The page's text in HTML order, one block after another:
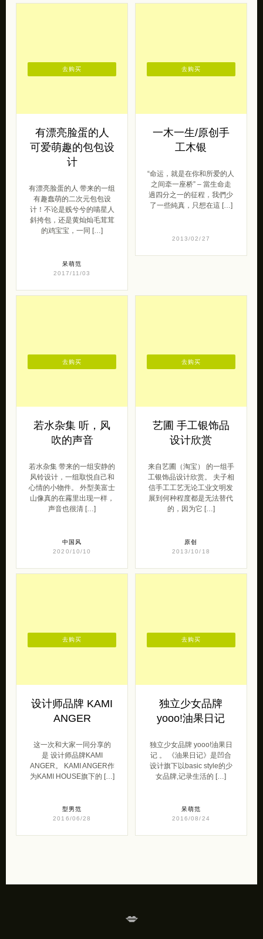
有漂亮脸蛋的人
可爱萌趣的包包设
计
有漂亮脸蛋的人 带来的一组
有趣蠢萌的二次元包包设
计！不论是贱兮兮的喵星人
斜挎包，还是黄灿灿毛茸茸
的鸡宝宝，一同 […]
呆萌范
2017/11/03
去购买
一木一生/原创手
工木银
“命运，就是在你和所爱的人
之间牵一座桥” – 當生命走
過四分之一的征程，我們少
了一些純真，只想在這 […]
2013/02/27
去购买
若水杂集 听，风
吹的声音
若水杂集 带来的一组安静的
风铃设计，一组取悦自己和
心情的小物件。 外型美富士
山像真的在霿里出现一样，
声音也很清 […]
中国风
2020/10/10
去购买
艺圃 手工银饰品
设计欣赏
来自艺圃（淘宝） 的一组手
工银饰品设计欣赏。 夫子相
信手工工艺无论工业文明发
展到何种程度都是无法替代
的，因为它 […]
原创
2013/10/18
去购买
设计师品牌 KAMI
ANGER
这一次和大家一同分享的
是 设计师品牌KAMI
ANGER。 KAMI ANGER作
为KAMI HOUSE旗下的 […]
型男范
2016/06/28
去购买
独立少女品牌
yooo!油果日记
独立少女品牌 yooo!油果日
记 。 《油果日记》是凹合
设计旗下以basic style的少
女品牌,记录生活的 […]
呆萌范
2016/08/24
去购买
💋